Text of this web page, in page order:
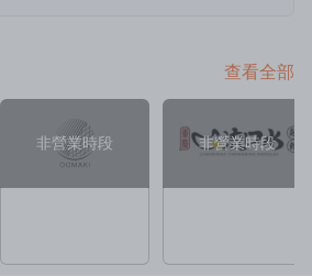
查看全部
非營業時段 非營業時段